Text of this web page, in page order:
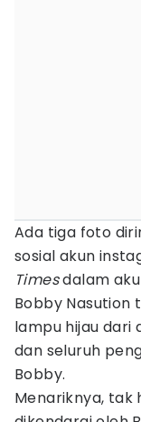
Ada tiga foto
sosial akun
Timesdalam
Bobby Nasution
lampu hijau dari
dan seluruh
Bobby.
Menariknya, tak